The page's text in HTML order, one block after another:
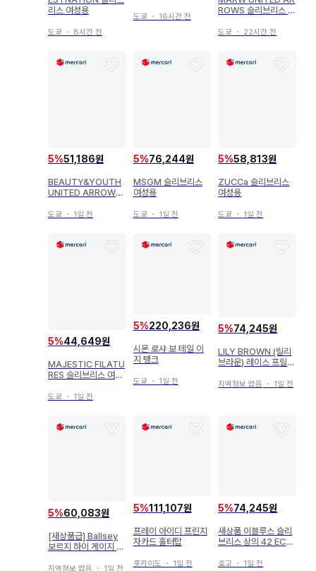
리스 여성용
도쿄 ・ 8시간 전
도쿄 ・ 16시간 전
ROWS 슬리브리스 여
도쿄 ・ 22시간 전
5%51,186원
BEAUTY&YOUTH
UNITED ARROWS
도쿄 ・ 1일 전
5%76,244원
MSGM 슬리브리스
여성용
도쿄 ・ 1일 전
5%58,813원
ZUCCa 슬리브리스
여성용
도쿄 ・ 1일 전
5%44,649원
MAJESTIC FILATU
RES 슬리브리스 여성
도쿄 ・ 1일 전
5%220,236원
시몬 로샤 보 테일 이
지 탱크
도쿄 ・ 1일 전
5%74,245원
LILY BROWN (릴리
브라운) 레이스 프릴
지역정보 없음 ・ 1일 전
5%60,083원
[새상품급] Ballsey
보르지 하이 게이지 코
지역정보 없음 ・ 1일 전
5%111,107원
프레이 아이디 프린지
자카드 홀터탑
홋카이도 ・ 1일 전
5%74,245원
새상품 이블루스 슬리
브리스 상의 42 ECS1
효고 ・ 1일 전